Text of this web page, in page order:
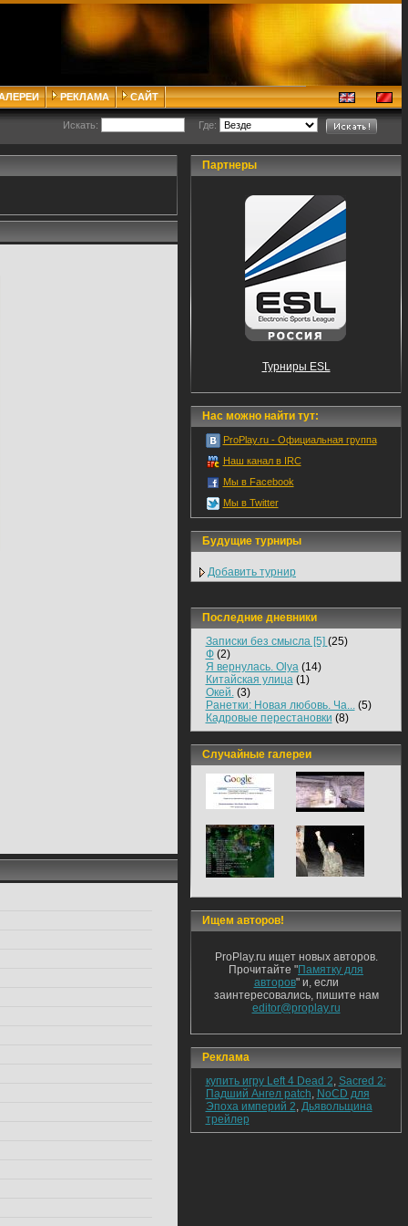
РЕКЛАМА САЙТ
Искать: Где:
Партнеры
Турниры ESL
Нас можно найти тут:
ProPlay.ru - Официальная группа
Наш канал в IRC
Мы в Facebook
Мы в Twitter
Будущие турниры
Добавить турнир
Последние дневники
Записки без смысла [5] (25)
Ф(2)
Я вернулась. Olya(14)
Китайская улица(1)
Окей.(3)
Ранетки: Новая любовь. Ча...(5)
Кадровые перестановки (8)
Случайные галереи
Ищем авторов!
ProPlay.ru ищет новых авторов.
Прочитайте "Памятку для
авторов" и, если
заинтересовались, пишите нам
editor@proplay.ru
Реклама
купить игру Left 4 Dead 2, Sacred 2:
Падший Ангел patch, NoCD для
Эпоха империй 2, Дьявольщина
трейлер